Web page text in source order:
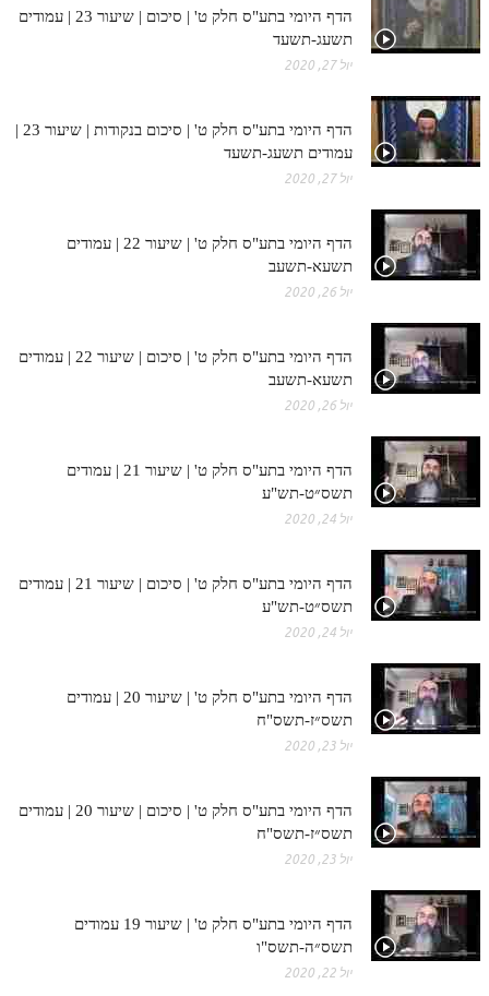
הדף היומי בתע"ס חלק ט' | סיכום | שיעור 23 | עמודים
תשעג-תשעד
יול 27, 2020
הדף היומי בתע"ס חלק ט' | סיכום בנקודות | שיעור 23 |
עמודים תשעג-תשעד
יול 27, 2020
הדף היומי בתע"ס חלק ט' | שיעור 22 | עמודים
תשעא-תשעב
יול 26, 2020
הדף היומי בתע"ס חלק ט' | סיכום | שיעור 22 | עמודים
תשעא-תשעב
יול 26, 2020
הדף היומי בתע"ס חלק ט' | שיעור 21 | עמודים
תשס״ט-תש"ע
יול 24, 2020
הדף היומי בתע"ס חלק ט' | סיכום | שיעור 21 | עמודים
תשס״ט-תש"ע
יול 24, 2020
הדף היומי בתע"ס חלק ט' | שיעור 20 | עמודים
תשס״ז-תשס"ח
יול 23, 2020
הדף היומי בתע"ס חלק ט' | סיכום | שיעור 20 | עמודים
תשס״ז-תשס"ח
יול 23, 2020
הדף היומי בתע"ס חלק ט' | שיעור 19 עמודים
תשס״ה-תשס"ו
יול 22, 2020